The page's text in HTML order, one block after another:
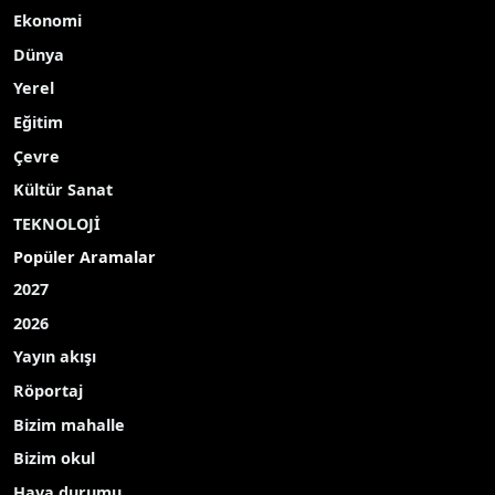
Ekonomi
Dünya
Yerel
Eğitim
Çevre
Kültür Sanat
TEKNOLOJİ
Popüler Aramalar
2027
2026
Yayın akışı
Röportaj
Bizim mahalle
Bizim okul